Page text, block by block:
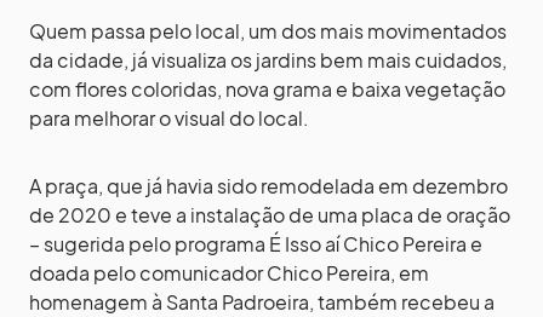
Quem passa pelo local, um dos mais movimentados
da cidade, já visualiza os jardins bem mais cuidados,
com flores coloridas, nova grama e baixa vegetação
para melhorar o visual do local.
A praça, que já havia sido remodelada em dezembro
de 2020 e teve a instalação de uma placa de oração
– sugerida pelo programa É Isso aí Chico Pereira e
doada pelo comunicador Chico Pereira, em
homenagem à Santa Padroeira, também recebeu a